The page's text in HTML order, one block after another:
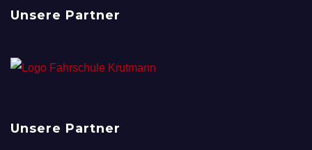
Unsere Partner
Unsere Partner